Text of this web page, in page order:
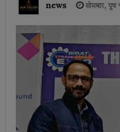
news सोमबार,